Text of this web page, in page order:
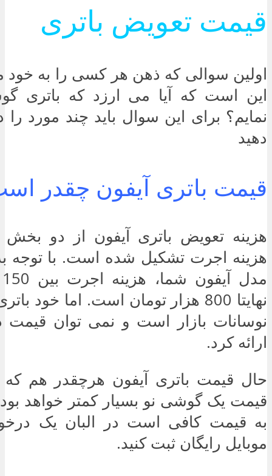
قیمت تعویض باتری
اولین سوالی که ذهن هر کسی را به
این است که آیا می ارزد که باتری
نمایم؟ برای این سوال باید چند مورد را
دهید
قیمت باتری آیفون چقدر
هزینه تعویض باتری آیفون از دو
هزینه اجرت تشکیل شده است. با توجه
نهایتا 800 هزار تومان است. اما خود
نوسانات بازار است و نمی توان قیمت
ارائه کرد.
حال قیمت باتری آیفون هرچقدر هم که
قیمت یک گوشی نو بسیار کمتر خواهد
به قیمت کافی است در البان یک
موبایل رایگان ثبت کنید.